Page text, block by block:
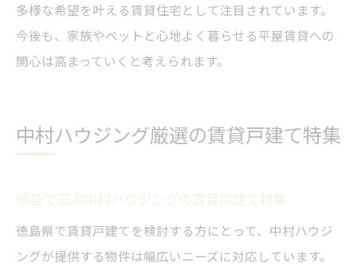
多様な希望を叶える賃貸住宅として注目されています。
今後も、家族やペットと心地よく暮らせる平屋賃貸への
関心は高まっていくと考えられます。
中村ハウジング厳選の賃貸戸建て特集
徳島で選ぶ中村ハウジングの賃貸戸建て特集
徳島県で賃貸戸建てを検討する方にとって、中村ハウジ
ングが提供する物件は幅広いニーズに対応しています。